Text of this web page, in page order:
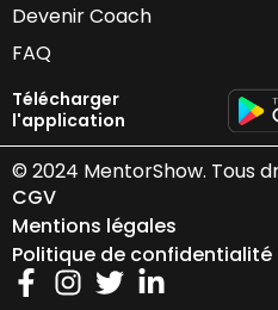
Devenir Coach
FAQ
Télécharger
l'application
© 2024 MentorShow. Tous
CGV
Mentions légales
Politique de confidentialité